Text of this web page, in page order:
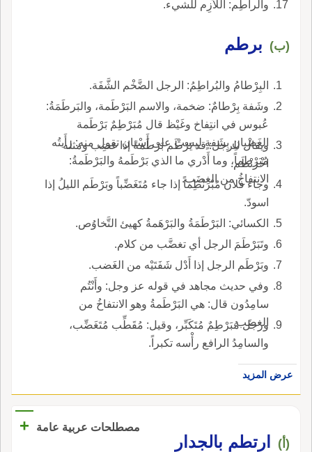
والراطِم: اللاَّزِم للشيء.
(ب) برطم
البِرْطامُ والبُراطِمُ: الرجل الضَّخْم الشَّفَة.
وشَفة بِرْطامٌ: ضخمة، والاسم البَرْطَمة، والبَرطَمَةُ:
عُبوس في انتِفاخ وغَيْظ قال مُبَرْطِمٌ بَرْطَمة
الغَضْبانِ بِشَفةٍ ليستْ على أَسْنان تقول منه: رأَيتُه
مُبَرْطماً، وما أَدْري ما الذي بَرْطَمهُ والبَرْطَمةُ:
الانتفاخُ من الغضَب.
ويقال للرجل: قد يَرْطَم بَرْطَمةً إذا غضِب ومثله
اخْرَنْطَم.
وجاء فلان مُبْرَنْطِماً إذا جاء مُتَغَضِّباً وبَرْطَم الليلُ إذا
اسودّ.
الكسائي: البَرْطَمَةُ والبَرْهَمةُ كهيئ التَّخاوُص.
وتَبَرْطَمَ الرجل أي تغضَّب من كلام.
وبَرْطَم الرجل إذا أَدْل شَفَتَيْه من الغَضب.
وفي حديث مجاهد في قوله عز وجل: وأَنْتُم
سامِدُون قال: هي البَرْطَمةُ وهو الانتفاخُ من
الغضَب.
ورجل مُبَرْطِمٌ مُتَكَبِّر، وقيل: مُقَطِّب مُتَغَضِّب،
والسامِدُ الرافع رأْسه تكبراً.
عرض المزيد
مصطلحات عربية عامة +
(أ) ارتطم بالجدار